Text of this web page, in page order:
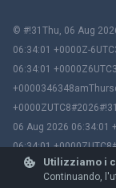
Utilizziamo i
Continuando,
© #!31Thu, 06 Aug
06:34:01 +0000Z-
06:34:01
06 Aug 2026 06:34:01
06:34:01
respective owners.